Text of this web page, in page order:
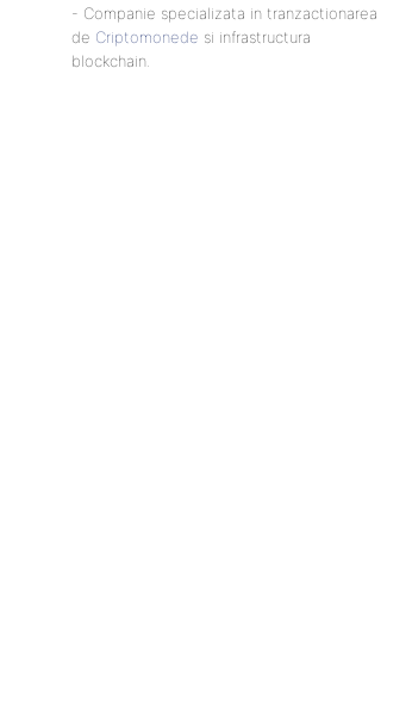
- Companie specializata in tranzactionarea
de Criptomonede si infrastructura
blockchain.